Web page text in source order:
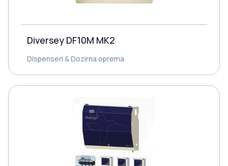
Diversey DF10M MK2
Dispenseri & Dozirna oprema